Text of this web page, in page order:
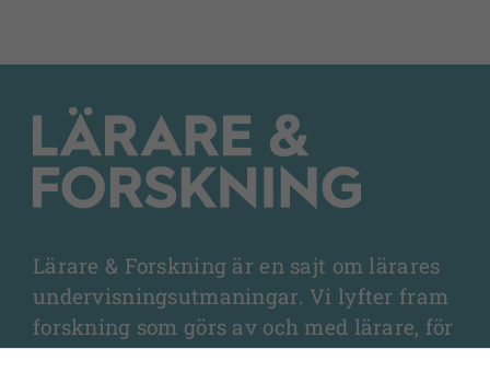
Lärare & Forskning är en sajt om lärares
undervisningsutmaningar. Vi lyfter fram
forskning som görs av och med lärare, för
lärare, och som fördjupar olika aspekter